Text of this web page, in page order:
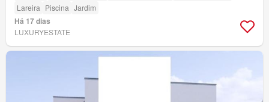
Lareira Piscina Jardim
Há 17 dias
LUXURYESTATE